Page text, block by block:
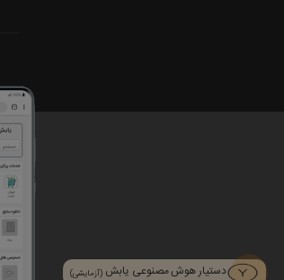
دستیار هوش مصنوعی یابش (آزمایشی)